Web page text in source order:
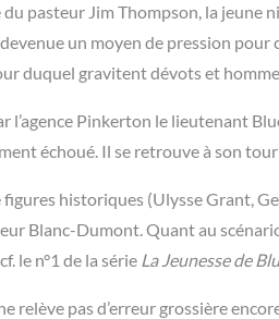
pasteur Jim Thompson, la jeune
un moyen de pression pour
duquel gravitent dévots et
l’agence Pinkerton le lieutenant
échoué. Il se retrouve à son
figures historiques (Ulysse Grant,
Blanc-Dumont. Quant au
le n°1 de la série La Jeunesse de
relève pas d’erreur grossière